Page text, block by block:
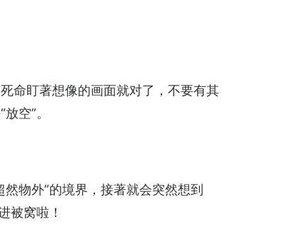
命盯著想像的画面就对了，不要有其
空”。
物外”的境界，接著就会突然想到
被窝啦！